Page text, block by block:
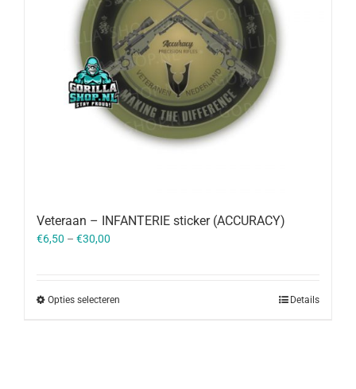
Veteraan – INFANTERIE sticker (ACCURACY)
€6,50 – €30,00
Opties selecteren Details